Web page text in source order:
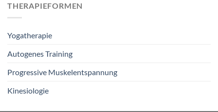
THERAPIEFORMEN
Yogatherapie
Autogenes Training
Progressive Muskelentspannung
Kinesiologie